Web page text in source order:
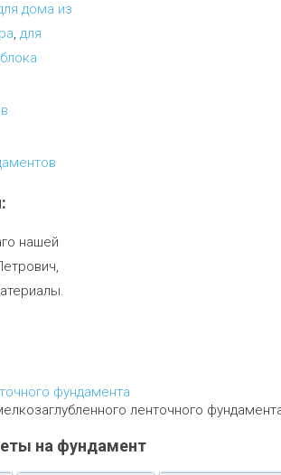
дома из
, для
нашей
фундамента
ленточного
на фундамент